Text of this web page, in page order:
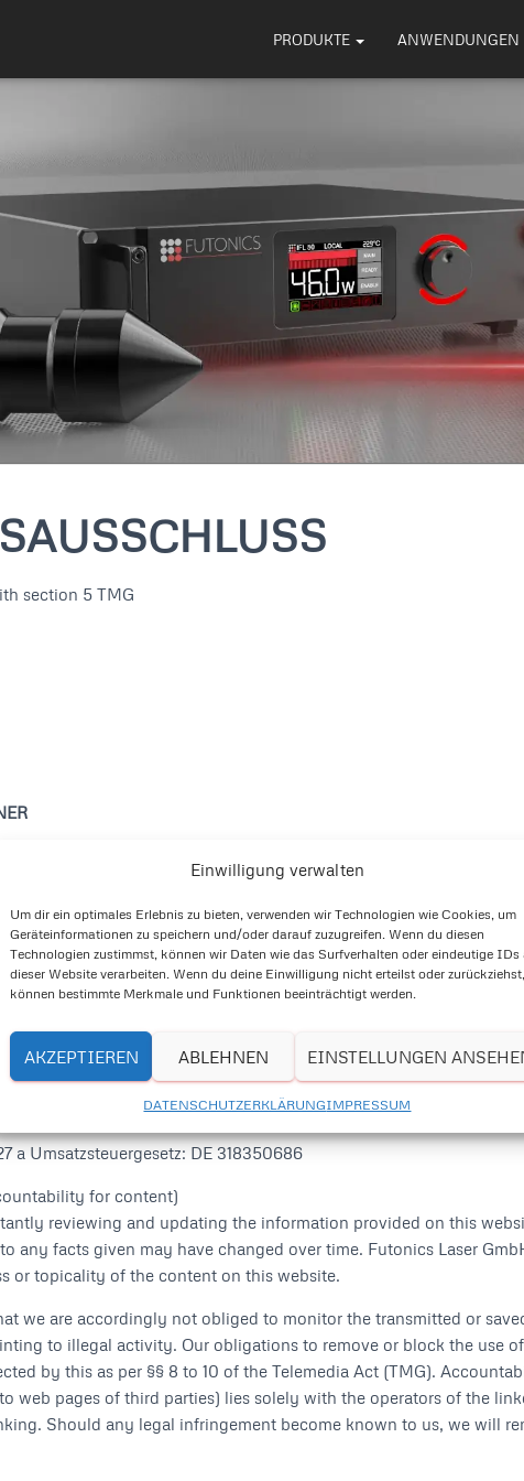
Einwilligung verwalten
Um dir ein optimales Erlebnis zu bieten, verwenden wir Technologien wie Cookies, um
Geräteinformationen zu speichern und/oder darauf zuzugreifen. Wenn du diesen
Technologien zustimmst, können wir Daten wie das Surfverhalten oder eindeutige IDs
dieser Website verarbeiten. Wenn du deine Einwilligung nicht erteilst oder zurückziehst,
können bestimmte Merkmale und Funktionen beeinträchtigt werden.
AKZEPTIEREN ABLEHNEN EINSTELLUNGEN
DATENSCHUTZERKLÄRUNGIMPRESSUM
PRODUKTE ANWENDUNGEN
section 5 TMG
205 448
a Umsatzsteuergesetz: DE 318350686
for content)
reviewing and updating the information provided on this
any facts given may have changed over time. Futonics Laser
or topicality of the content on this website.
we are accordingly not obliged to monitor the transmitted or
to illegal activity. Our obligations to remove or block the use
by this as per §§ 8 to 10 of the Telemedia Act (TMG).
web pages of third parties) lies solely with the operators of the
Should any legal infringement become known to us, we will